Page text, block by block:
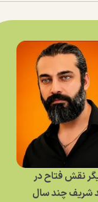
نقش فتاح در
شریف چند سال